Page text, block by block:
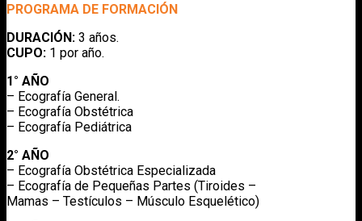
PROGRAMA DE FORMACIÓN
DURACIÓN: 3 años.
CUPO: 1 por año.
1° AÑO
– Ecografía General.
– Ecografía Obstétrica
– Ecografía Pediátrica
2° AÑO
– Ecografía Obstétrica Especializada
– Ecografía de Pequeñas Partes (Tiroides –
Mamas – Testículos – Músculo Esquelético)